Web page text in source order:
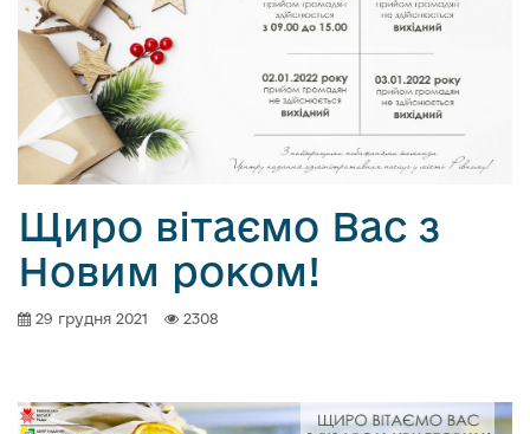
Щиро вітаємо Вас з
Новим роком!
29 грудня 2021 2308